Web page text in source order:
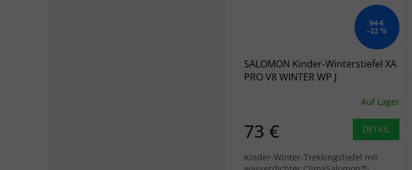
94 €
–22 %
SALOMON Kinder-Winterstiefel XA
PRO V8 WINTER WP J
Auf Lager
73 € DETAIL
Kinder-Winter-Trekkingstiefel mit